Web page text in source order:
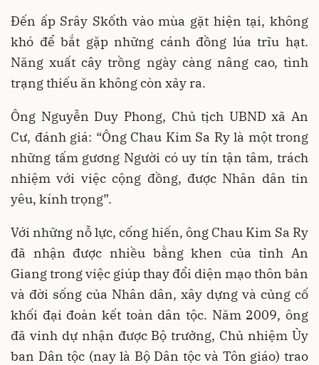
Đến ấp Srây Skốth vào mùa gặt hiện tại, không
khó để bắt gặp những cánh đồng lúa trĩu hạt.
Năng xuất cây trồng ngày càng nâng cao, tình
trạng thiếu ăn không còn xảy ra.
Ông Nguyễn Duy Phong, Chủ tịch UBND xã An
Cư, đánh giá: “Ông Chau Kim Sa Ry là một trong
những tấm gương Người có uy tín tận tâm, trách
nhiệm với việc cộng đồng, được Nhân dân tin
yêu, kính trọng”.
Với những nỗ lực, cống hiến, ông Chau Kim Sa Ry
đã nhận được nhiều bằng khen của tỉnh An
Giang trong việc giúp thay đổi diện mạo thôn bản
và đời sống của Nhân dân, xây dựng và củng cố
khối đại đoàn kết toàn dân tộc. Năm 2009, ông
đã vinh dự nhận được Bộ trưởng, Chủ nhiệm Ủy
ban Dân tộc (nay là Bộ Dân tộc và Tôn giáo) trao